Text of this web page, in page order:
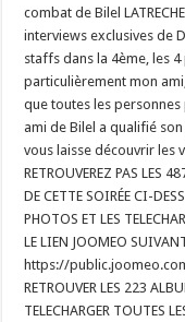
combat de Bilel
interviews exclusives de
staffs dans la 4ème, les
particulièrement mon
que toutes les
ami de Bilel a qualifié
vous laisse découvrir les
RETROUVEREZ PAS LES
DE CETTE SOIRÉE CI-
PHOTOS ET LES
LE LIEN JOOMEO
https://
RETROUVER LES 223
TELECHARGER TOUTES